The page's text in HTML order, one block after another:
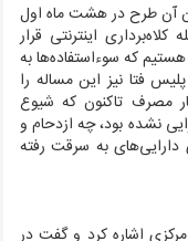
آن طرح در هشت ماه اول
اینترنتی قرار
که سو‌ءاستفاده‌ها به
فتا نیز این مساله را
مصرف تاکنون که شیوع
نشده بود، چه ازدحام و
به سرقت رفته
اشاره کرد و گفت در